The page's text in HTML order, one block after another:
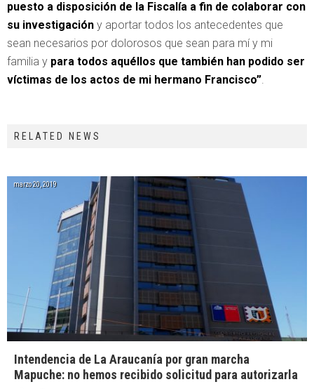
puesto a disposición de la Fiscalía a fin de colaborar con
su investigación y aportar todos los antecedentes que
sean necesarios por dolorosos que sean para mí y mi
familia y para todos aquéllos que también han podido ser
víctimas de los actos de mi hermano Francisco”.
RELATED NEWS
marzo 20, 2019
Intendencia de La Araucanía por gran marcha
Mapuche: no hemos recibido solicitud para autorizarla